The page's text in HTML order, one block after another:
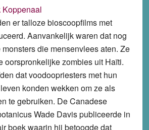
Koppenaal
er talloze bioscoopfilms met
Aanvankelijk waren dat nog
die mensenvlees aten. Ze
oorspronkelijke zombies uit Haïti.
dat voodoopriesters met hun
konden wekken om ze als
te gebruiken. De Canadese
Wade Davis publiceerde in
boek waarin hij betoogde dat